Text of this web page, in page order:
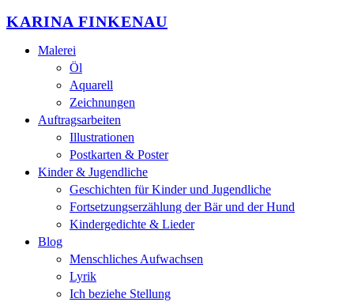
KARINA FINKENAU
Malerei
Öl
Aquarell
Zeichnungen
Auftragsarbeiten
Illustrationen
Postkarten & Poster
Kinder & Jugendliche
Geschichten für Kinder und Jugendliche
Fortsetzungserzählung der Bär und der Hund
Kindergedichte & Lieder
Blog
Menschliches Aufwachsen
Lyrik
Ich beziehe Stellung